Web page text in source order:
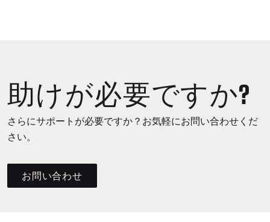
助けが必要ですか?
さらにサポートが必要ですか？お気軽にお問い合わせくだ
さい。
お問い合わせ